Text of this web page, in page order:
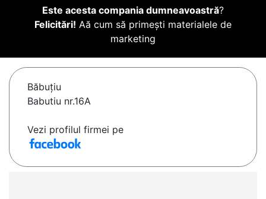
Este acesta compania dumneavoastră?
Felicitări! Aă cum să primești materialele de
marketing
Băbuţiu
Babutiu nr.16A
Vezi profilul firmei pe